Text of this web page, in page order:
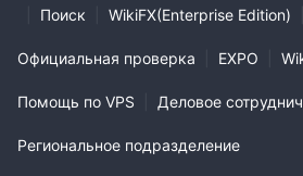
Поиск WikiFX(Enterprise Edition)
Официальная проверка EXPO
Помощь по VPS Деловое
Региональное подразделение